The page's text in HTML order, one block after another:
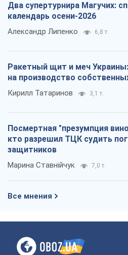
Два супертурнира Магучих:
календарь осени-2026
Александр Липенко 6,8 т.
Ракетный щит и меч
на производство
Кирилл Татаринов 3,1 т.
Посмертная "презумпция
кто разрешил ТЦК судить
защитников
Марина Ставнійчук 7,0 т.
Все мнения